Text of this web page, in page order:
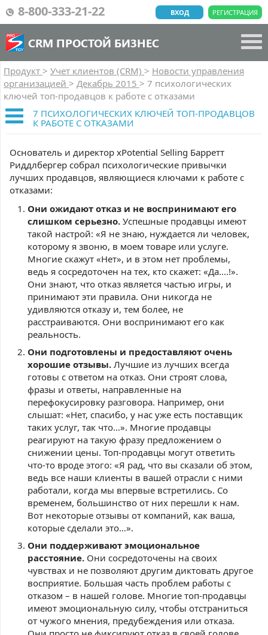
8-800-333-21-22 РЕГИСТРАЦИЯ
ВХОД
CRM ПРОСТОЙ БИЗНЕС
Продукт > Учет клиентов (CRM) > Новости управления
организацией > Декабрь 2015 > 7 психологических
ключей топ-продавцов к работе с отказами
7 ПСИХОЛОГИЧЕСКИХ КЛЮЧЕЙ ТОП-ПРОДАВЦОВ
К РАБОТЕ С ОТКАЗАМИ
Основатель и директор xPotential Selling Барретт
Риддлбергер собрал психологические привычки
лучших продавцов, являющиеся ключами к работе с
отказами:
Они ожидают отказ и не воспринимают его
слишком серьезно. Успешные продавцы имеют
такой настрой: «Я не знаю, нуждается ли человек,
которому я звоню, в моем товаре или услуге.
Многие скажут «Нет», и в этом нет проблемы,
ведь я сосредоточен на тех, кто скажет: «Да....!».
Они знают, что отказ является частью игры, и
принимают эти правила. Они никогда не
удивляются отказу и, тем более, не
расстраиваются. Они воспринимают его как
реальность.
Они подготовлены и предоставляют очень
хорошие отзывы. Лучшие из лучших всегда
готовы с ответом на отказ. Они строят слова,
фразы и ответы, направленные на
перефокусировку разговора. Например, они
слышат: «Нет, спасибо, у нас уже есть поставщик
таких услуг, так что…». Многие продавцы
реагируют на такую фразу предложением о
снижении цены. Топ-продавцы могут ответить
что-то вроде этого: «Я рад, что вы сказали об этом,
ведь все наши клиенты в вашей отрасли с ними
работали, когда мы впервые встретились. Со
временем, большинство от них перешли к нам.
Вот некоторые отзывы от компаний, как ваша,
которые сделали это…».
Они поддерживают эмоциональное
расстояние. Они сосредоточены на своих
чувствах и не позволяют другим диктовать другое
восприятие. Большая часть проблем работы с
отказом – в нашей голове. Многие топ-продавцы
имеют эмоциональную силу, чтобы отстраниться
от чужого мнения, предубеждения или отказа.